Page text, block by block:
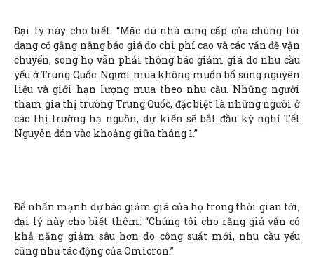
Đại lý này cho biết: “Mặc dù nhà cung cấp của chúng tôi
đang cố gắng nâng báo giá do chi phí cao và các vấn đề vận
chuyển, song họ vẫn phải thông báo giảm giá do nhu cầu
yếu ở Trung Quốc. Người mua không muốn bổ sung nguyên
liệu và giới hạn lượng mua theo nhu cầu. Những người
tham gia thị trường Trung Quốc, đặc biệt là những người ở
các thị trường hạ nguồn, dự kiến sẽ bắt đầu kỳ nghỉ Tết
Nguyên đán vào khoảng giữa tháng 1.”
Để nhấn mạnh dự báo giảm giá của họ trong thời gian tới,
đại lý này cho biết thêm: “Chúng tôi cho rằng giá vẫn có
khả năng giảm sâu hơn do công suất mới, nhu cầu yếu
cũng như tác động của Omicron.”